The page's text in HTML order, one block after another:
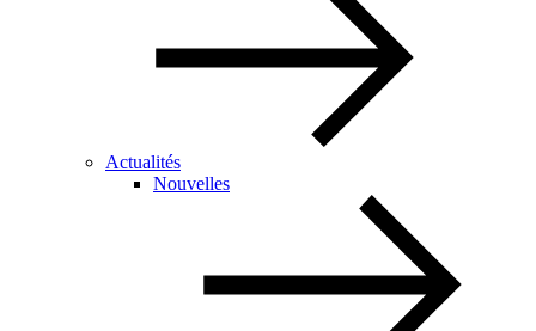
Actualités
Nouvelles